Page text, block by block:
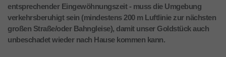
entsprechender Eingewöhnungszeit - muss die Umgebung
verkehrsberuhigt sein (mindestens 200 m Luftlinie zur nächsten
großen Straße/oder Bahngleise), damit unser Goldstück auch
unbeschadet wieder nach Hause kommen kann.